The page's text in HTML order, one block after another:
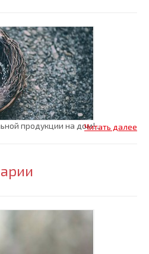
продукции на дом!...Читать далее